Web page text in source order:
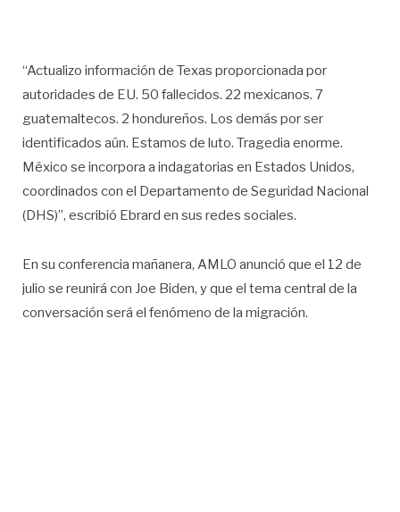
“Actualizo información de Texas proporcionada por
autoridades de EU. 50 fallecidos. 22 mexicanos. 7
guatemaltecos. 2 hondureños. Los demás por ser
identificados aún. Estamos de luto. Tragedia enorme.
México se incorpora a indagatorias en Estados Unidos,
coordinados con el Departamento de Seguridad Nacional
(DHS)”, escribió Ebrard en sus redes sociales.
En su conferencia mañanera, AMLO anunció que el 12 de
julio se reunirá con Joe Biden, y que el tema central de la
conversación será el fenómeno de la migración.